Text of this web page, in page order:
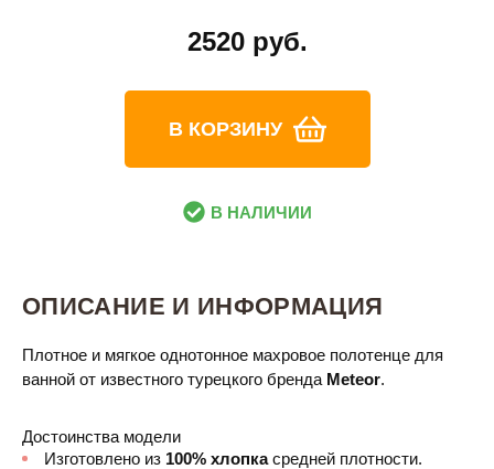
2520 руб.
В КОРЗИНУ
В НАЛИЧИИ
ОПИСАНИЕ И ИНФОРМАЦИЯ
Плотное и мягкое однотонное махровое полотенце для
ванной от известного турецкого бренда Meteor.
Достоинства модели
Изготовлено из 100% хлопкасредней плотности.